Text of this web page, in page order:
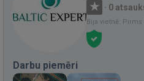
· 0
Bija vietnē: Pirms
Darbu piemēri